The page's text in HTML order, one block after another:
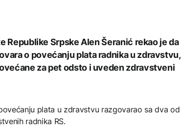
Republike Srpske Alen Šeranić rekao je da
o povećanju plata radnika u zdravstvu,
za pet odsto i uveden zdravstveni
plata u zdravstvu razgovarao sa dva od
radnika RS.